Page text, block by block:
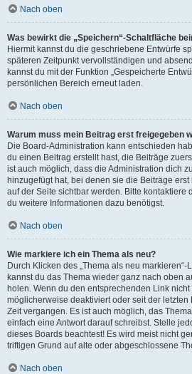
Nach oben
Was bewirkt die „Speichern“-Schaltfläche
Hiermit kannst du die geschriebene Entwürfe
späteren Zeitpunkt vervollständigen und
kannst du mit der Funktion „Gespeicherte
persönlichen Bereich erneut laden.
Nach oben
Warum muss mein Beitrag erst freigegeben
Die Board-Administration kann entschieden
du einen Beitrag erstellt hast, die Beiträge
ist auch möglich, dass die Administration dich
hinzugefügt hat, bei denen sie die Beiträge
auf der Seite sichtbar werden. Bitte kontaktiere
du weitere Informationen dazu benötigst.
Nach oben
Wie markiere ich ein Thema als neu?
Durch Klicken des „Thema als neu
kannst du das Thema wieder ganz nach oben
holen. Wenn du den entsprechenden Link
möglicherweise deaktiviert oder seit der letzten
Zeit vergangen. Es ist auch möglich, das
einfach eine Antwort darauf schreibst. Stelle
dieses Boards beachtest! Es wird meist nicht
triftigen Grund auf alte oder abgeschlossene
Nach oben